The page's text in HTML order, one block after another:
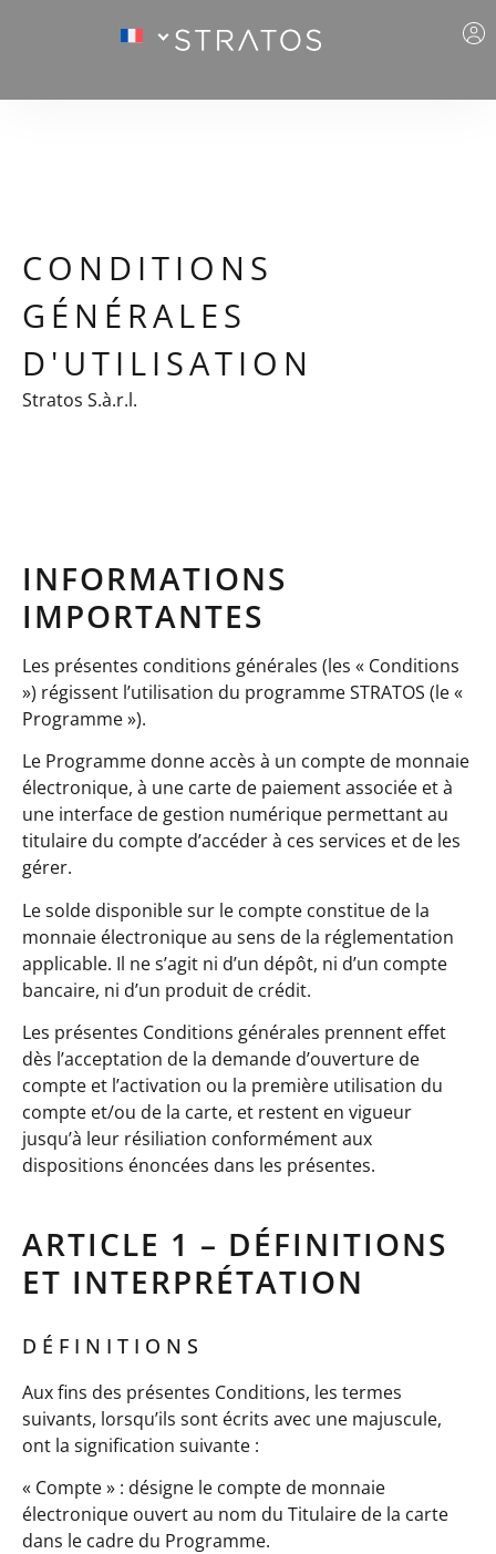
CONDITIONS
GÉNÉRALES
D'UTILISATION
Stratos S.à.r.l.
INFORMATIONS
IMPORTANTES
Les présentes conditions générales (les « Conditions
») régissent l’utilisation du programme STRATOS (le «
Programme »).
Le Programme donne accès à un compte de monnaie
électronique, à une carte de paiement associée et à
une interface de gestion numérique permettant au
titulaire du compte d’accéder à ces services et de les
gérer.
Le solde disponible sur le compte constitue de la
monnaie électronique au sens de la réglementation
applicable. Il ne s’agit ni d’un dépôt, ni d’un compte
bancaire, ni d’un produit de crédit.
Les présentes Conditions générales prennent effet
dès l’acceptation de la demande d’ouverture de
compte et l’activation ou la première utilisation du
compte et/ou de la carte, et restent en vigueur
jusqu’à leur résiliation conformément aux
dispositions énoncées dans les présentes.
ARTICLE 1 – DÉFINITIONS
ET INTERPRÉTATION
DÉFINITIONS
Aux fins des présentes Conditions, les termes
suivants, lorsqu’ils sont écrits avec une majuscule,
ont la signification suivante :
« Compte » : désigne le compte de monnaie
électronique ouvert au nom du Titulaire de la carte
dans le cadre du Programme.